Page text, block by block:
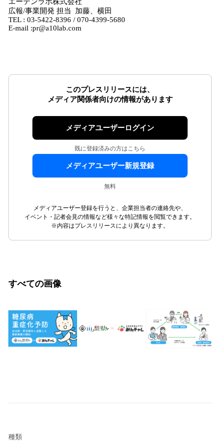
広報/事業開発 担当 加藤、横田
TEL : 03-5422-8396 / 070-4399-5680
E-mail :pr@a10lab.com
このプレスリリースには、
メディア関係者向けの情報があります
メディアユーザーログイン
既に登録済みの方はこちら
メディアユーザー新規登録
無料
メディアユーザー登録を行うと、企業担当者の連絡先や、
イベント・記者会見の情報など様々な特記情報を閲覧できます。
※内容はプレスリリースにより異なります。
すべての画像
種類